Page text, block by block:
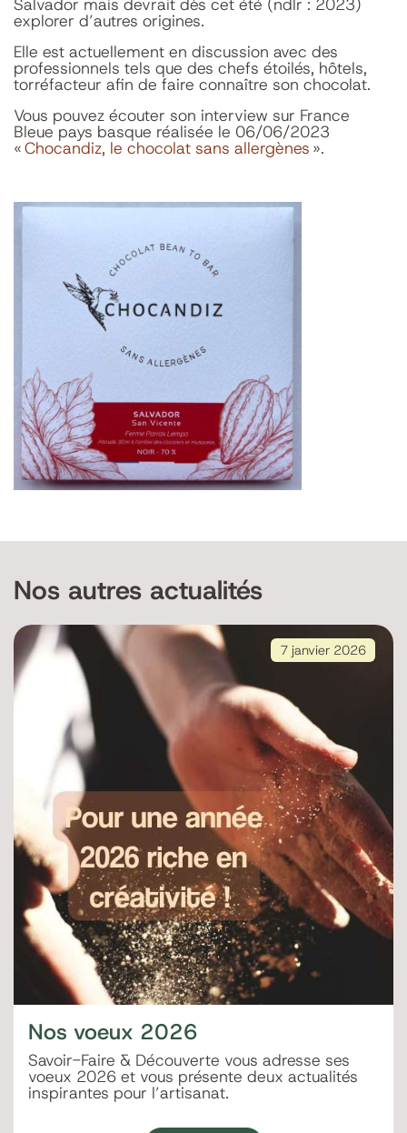
Salvador mais devrait dès cet été (ndlr : 2023)
explorer d’autres origines.
Elle est actuellement en discussion avec des
professionnels tels que des chefs étoilés, hôtels,
torréfacteur afin de faire connaître son chocolat.
Vous pouvez écouter son interview sur France
Bleue pays basque réalisée le 06/06/2023
«Chocandiz, le chocolat sans allergènes ».
Nos autres actualités
7 janvier 2026
Nos voeux 2026
Savoir-Faire & Découverte vous adresse ses
voeux 2026 et vous présente deux actualités
inspirantes pour l’artisanat.